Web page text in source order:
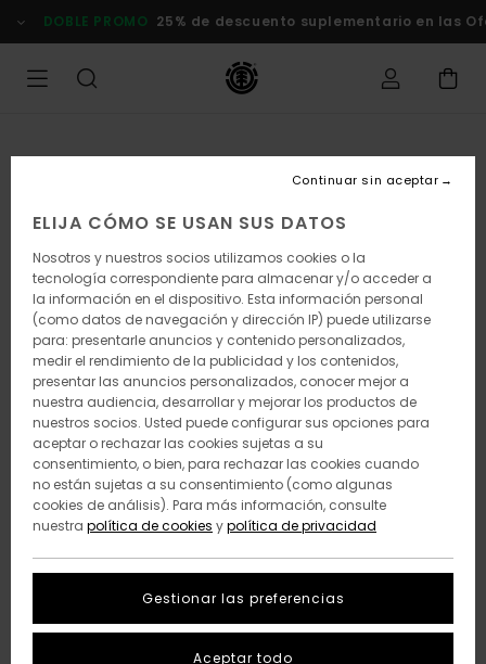
la
DOBLE PROMO 25% de descuento suplementario en las
ELIJA CÓMO SE USAN SUS DATOS
Nosotros y nuestros socios utilizamos cookies o la
tecnología correspondiente para almacenar y/o acceder a
la información en el dispositivo. Esta información personal
(como datos de navegación y dirección IP) puede utilizarse
para: presentarle anuncios y contenido personalizados,
medir el rendimiento de la publicidad y los contenidos,
presentar las anuncios personalizados, conocer mejor a
nuestra audiencia, desarrollar y mejorar los productos de
nuestros socios. Usted puede configurar sus opciones para
aceptar o rechazar las cookies sujetas a su
consentimiento, o bien, para rechazar las cookies cuando
no están sujetas a su consentimiento (como algunas
cookies de análisis). Para más información, consulte
nuestra política de cookies ypolítica de privacidad
Gestionar las preferencias
Continuar sin aceptar
Aceptar todo